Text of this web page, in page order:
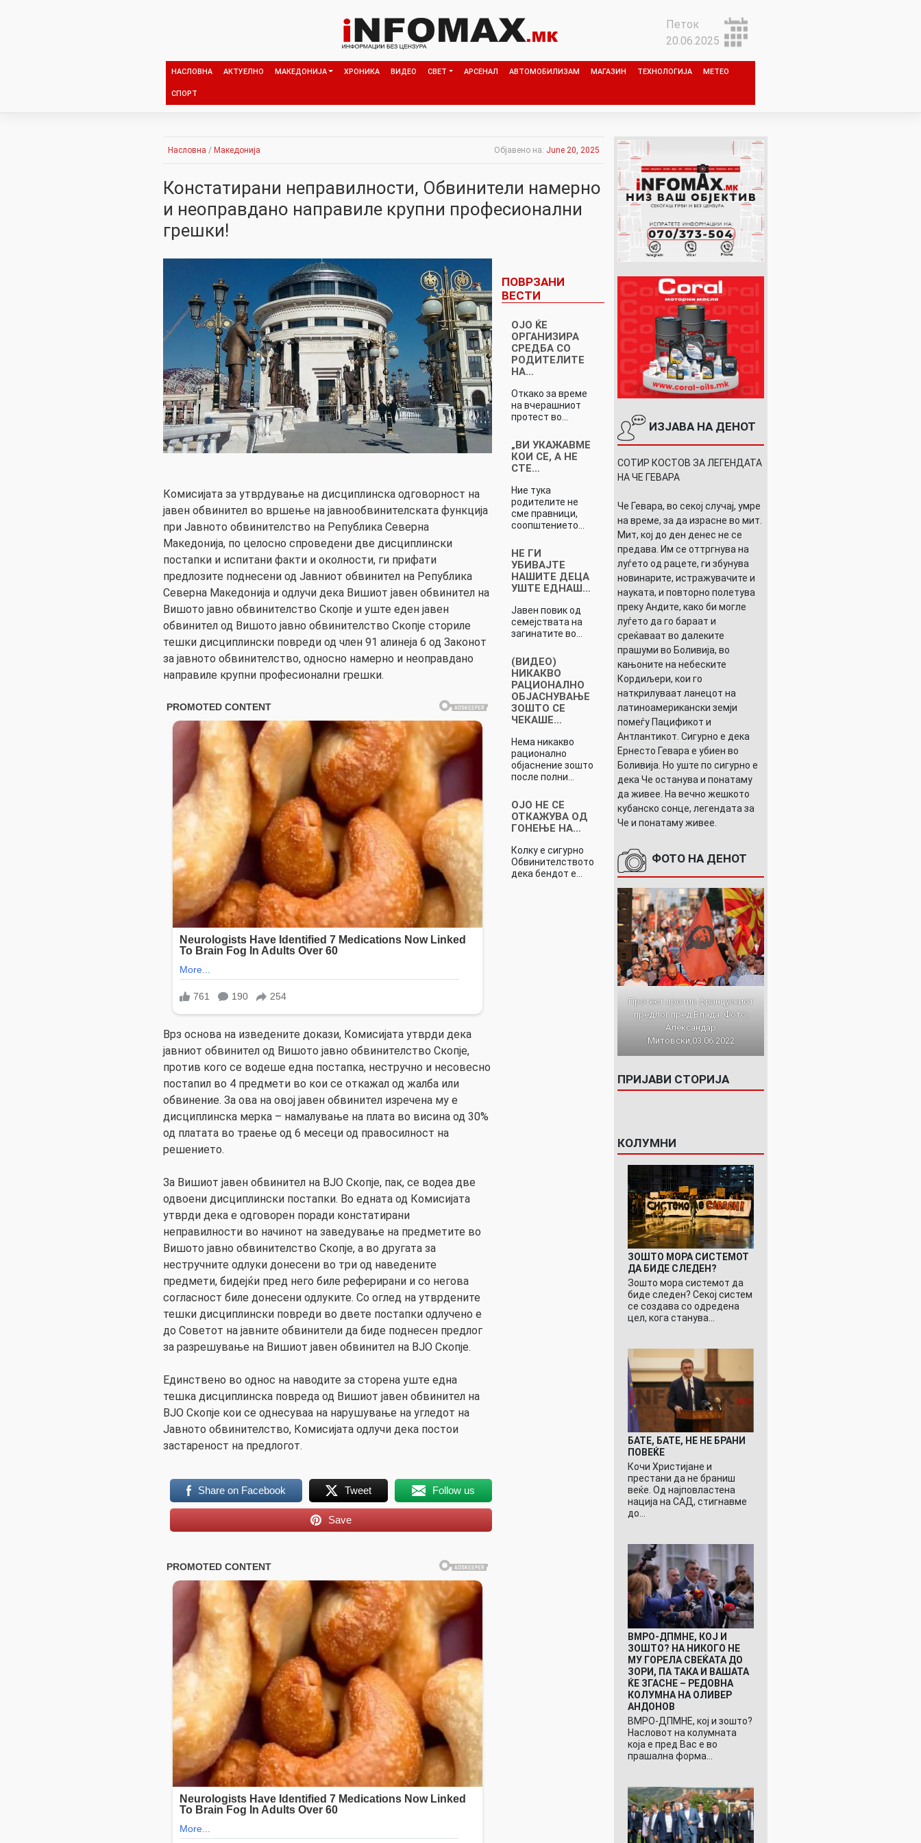
Петок
20.06.2025
НАСЛОВНА АКТУЕЛНО МАКЕДОНИЈА ХРОНИКА ВИДЕО СВЕТ АРСЕНАЛ АВТОМОБИЛИЗАМ МАГАЗИН ТЕХНОЛОГИЈА МЕТЕО
СПОРТ
Насловна / Македонија Објавено на: June 20, 2025
Констатирани неправилности, Обвинители намерно
и неоправдано направиле крупни професионални
грешки!
Комисијата за утврдување на дисциплинска одговорност на
јавен обвинител во вршење на јавнообвинителската функција
при Јавното обвинителство на Република Северна
Македонија, по целосно спроведени две дисциплински
постапки и испитани факти и околности, ги прифати
предлозите поднесени од Јавниот обвинител на Република
Северна Македонија и одлучи дека Вишиот јавен обвинител на
Вишото јавно обвинителство Скопје и уште еден јавен
обвинител од Вишото јавно обвинителство Скопје сториле
тешки дисциплински повреди од член 91 алинеја 6 од Законот
за јавното обвинителство, односно намерно и неоправдано
направиле крупни професионални грешки.
Врз основа на изведените докази, Комисијата утврди дека
јавниот обвинител од Вишото јавно обвинителство Скопје,
против кого се водеше една постапка, нестручно и несовесно
постапил во 4 предмети во кои се откажал од жалба или
обвинение. За ова на овој јавен обвинител изречена му е
дисциплинска мерка – намалување на плата во висина од 30%
од платата во траење од 6 месеци од правосилност на
решението.
За Вишиот јавен обвинител на ВЈО Скопје, пак, се водеа две
одвоени дисциплински постапки. Во едната од Комисијата
утврди дека е одговорен поради констатирани
неправилности во начинот на заведување на предметите во
Вишото јавно обвинителство Скопје, а во другата за
нестручните одлуки донесени во три од наведените
предмети, бидејќи пред него биле реферирани и со негова
согласност биле донесени одлуките. Со оглед на утврдените
тешки дисциплински повреди во двете постапки одлучено е
до Советот на јавните обвинители да биде поднесен предлог
за разрешување на Вишиот јавен обвинител на ВЈО Скопје.
Единствено во однос на наводите за сторена уште една
тешка дисциплинска повреда од Вишиот јавен обвинител на
ВЈО Скопје кои се однесуваа на нарушување на угледот на
Јавното обвинителство, Комисијата одлучи дека постои
застареност на предлогот.
Share on Facebook Tweet Follow us
Save
ПОВРЗАНИ
ВЕСТИ
ОЈО ЌЕ
ОРГАНИЗИРА
СРЕДБА СО
РОДИТЕЛИТЕ
НА…
Откако за време
на вчерашниот
протест во…
„ВИ УКАЖАВМЕ
КОИ СЕ, А НЕ
СТЕ…
Ние тука
родителите не
сме правници,
соопштението…
НЕ ГИ
УБИВАЈТЕ
НАШИТЕ ДЕЦА
УШТЕ ЕДНАШ…
Јавен повик од
семејствата на
загинатите во…
(ВИДЕО)
НИКАКВО
РАЦИОНАЛНО
ОБЈАСНУВАЊЕ
ЗОШТО СЕ
ЧЕКАШЕ…
Нема никакво
рационално
објаснение зошто
после полни…
ОЈО НЕ СЕ
ОТКАЖУВА ОД
ГОНЕЊЕ НА…
Колку е сигурно
Обвинителството
дека бендот е…
ИЗЈАВА НА ДЕНОТ
СОТИР КОСТОВ ЗА ЛЕГЕНДАТА
НА ЧЕ ГЕВАРА
Че Гевара, во секој случај, умре
на време, за да израсне во мит.
Мит, кој до ден денес не се
предава. Им се оттргнува на
луѓето од рацете, ги збунува
новинарите, истражувачите и
науката, и повторно полетува
преку Андите, како би могле
луѓето да го бараат и
среќаваат во далеките
прашуми во Боливија, во
кањоните на небеските
Кордиљери, кои го
наткрилуваат ланецот на
латиноамерикански земји
помеѓу Пацификот и
Антлантикот. Сигурно е дека
Ернесто Гевара е убиен во
Боливија. Но уште по сигурно е
дека Че останува и понатаму
да живее. На вечно жешкото
кубанско сонце, легендата за
Че и понатаму живее.
ФОТО НА ДЕНОТ
Протест против францускиот
предлог пред Влада. Фото:
Александар
Митовски,03.06.2022
ПРИЈАВИ СТОРИЈА
КОЛУМНИ
ЗОШТО МОРА СИСТЕМОТ
ДА БИДЕ СЛЕДЕН?
Зошто мора системот да
биде следен? Секој систем
се создава со одредена
цел, кога станува…
БАТЕ, БАТЕ, НЕ НЕ БРАНИ
ПОВЕЌЕ
Кочи Христијане и
престани да не браниш
веќе. Од најповластена
нација на САД, стигнавме
до…
ВМРО-ДПМНЕ, КОЈ И
ЗОШТО? НА НИКОГО НЕ
МУ ГОРЕЛА СВЕЌАТА ДО
ЗОРИ, ПА ТАКА И ВАШАТА
ЌЕ ЗГАСНЕ – РЕДОВНА
КОЛУМНА НА ОЛИВЕР
АНДОНОВ
ВМРО-ДПМНЕ, кој и зошто?
Насловот на колумната
која е пред Вас е во
прашална форма…